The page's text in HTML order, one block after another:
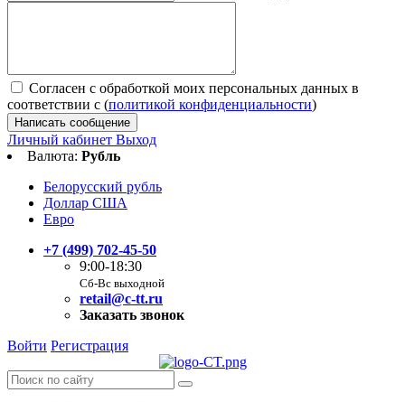
Согласен с обработкой моих персональных данных в
соответствии с (политикой конфиденциальности)
Написать сообщение
Личный кабинет Выход
Валюта: Рубль
Белорусский рубль
Доллар США
Евро
+7 (499) 702-45-50
9:00-18:30
Сб-Вс выходной
retail@c-tt.ru
Заказать звонок
Войти Регистрация